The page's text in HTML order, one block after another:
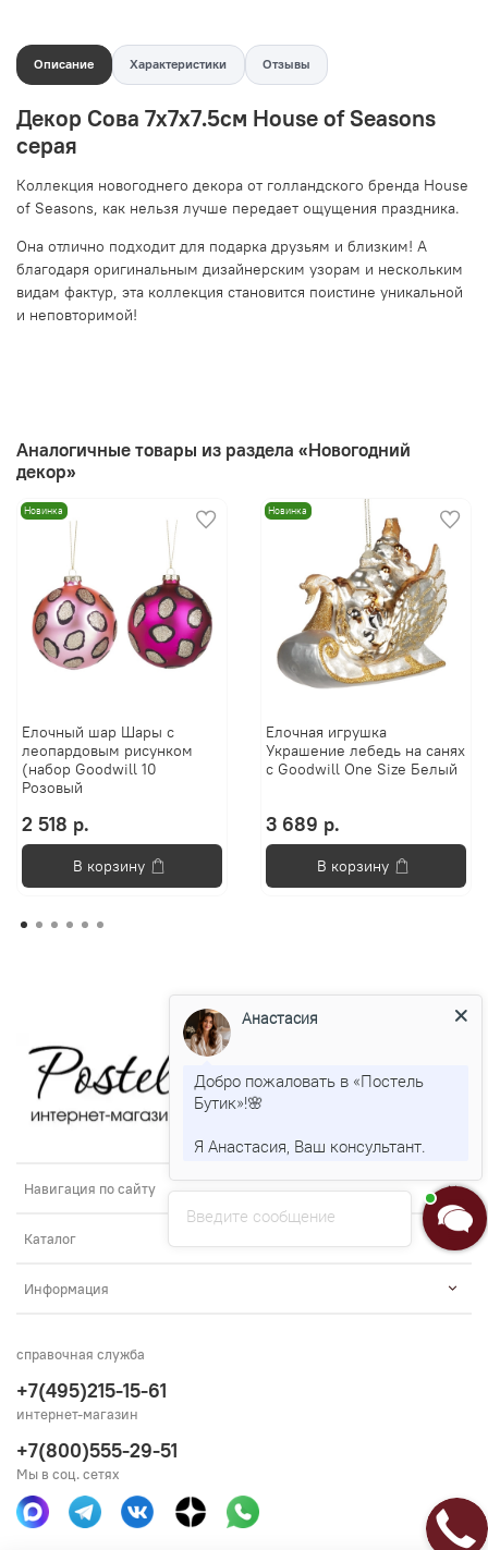
Описание Характеристики Отзывы
Декор Сова 7х7х7.5см House of Seasons
серая
Коллекция новогоднего декора от голландского бренда House
of Seasons, как нельзя лучше передает ощущения праздника.
Она отлично подходит для подарка друзьям и близким! А
благодаря оригинальным дизайнерским узорам и нескольким
видам фактур, эта коллекция становится поистине уникальной
и неповторимой!
Аналогичные товары из раздела «Новогодний
декор»
Новинка
Елочный шар Шары с
леопардовым рисунком
(набор Goodwill 10
Розовый
2 518 р.
В корзину
Новинка
Елочная игрушка
Украшение лебедь на санях
с Goodwill One Size Белый
3 689 р.
В корзину
Навигация по сайту
Каталог
Информация
справочная служба
+7(495)215-15-61
интернет-магазин
+7(800)555-29-51
Мы в соц. сетях
Введите сообщение
Анастасия
Добро пожаловать в «Постель
Бутик»!🌸
Я Анастасия, Ваш консультант.